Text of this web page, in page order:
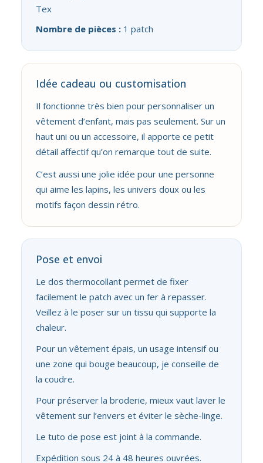
Tex
Nombre de pièces : 1 patch
Idée cadeau ou customisation
Il fonctionne très bien pour personnaliser un
vêtement d’enfant, mais pas seulement. Sur un
haut uni ou un accessoire, il apporte ce petit
détail affectif qu’on remarque tout de suite.
C’est aussi une jolie idée pour une personne
qui aime les lapins, les univers doux ou les
motifs façon dessin rétro.
Pose et envoi
Le dos thermocollant permet de fixer
facilement le patch avec un fer à repasser.
Veillez à le poser sur un tissu qui supporte la
chaleur.
Pour un vêtement épais, un usage intensif ou
une zone qui bouge beaucoup, je conseille de
la coudre.
Pour préserver la broderie, mieux vaut laver le
vêtement sur l’envers et éviter le sèche-linge.
Le tuto de pose est joint à la commande.
Expédition sous 24 à 48 heures ouvrées.